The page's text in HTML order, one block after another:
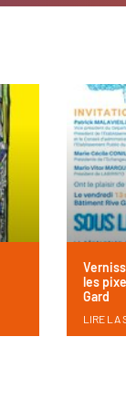
les
Gard
LIRE LA